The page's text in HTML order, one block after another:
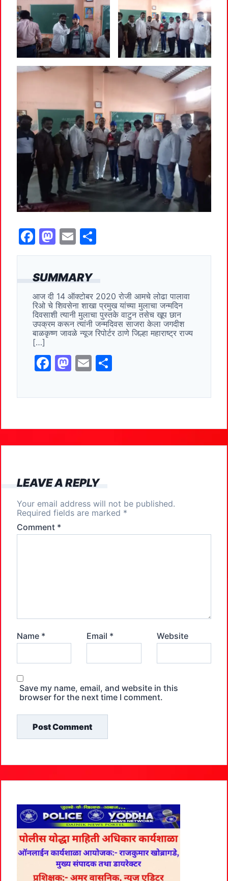
SUMMARY
आज दी 14 ऑक्टोबर 2020 रोजी आमचे लोढा पालावा
रिओ चे शिवसेना शाखा प्रमुख यांच्या मुलाचा जन्मदिन
दिवसाशी त्यानी मुलाचा पुस्तके वाटुन तसेच खूप छान
उपक्रम करून त्यांनी जन्मदिवस साजरा केला जगदीश
बाळकृष्ण जावळे न्यूज रिपोर्टर ठाणे जिल्हा महाराष्ट्र राज्य
[…]
F
c
b
o
k
M
st
d
o
E
ai ar
F
a
c
e
b
o
o
k
M
a
st
o
d
o
n
E
m
ai
l
h
LEAVE A REPLY
Your email address will not be published.
Required fields are marked *
Comment *
Name * Email * Website
Save my name, email, and website in this
browser for the next time I comment.